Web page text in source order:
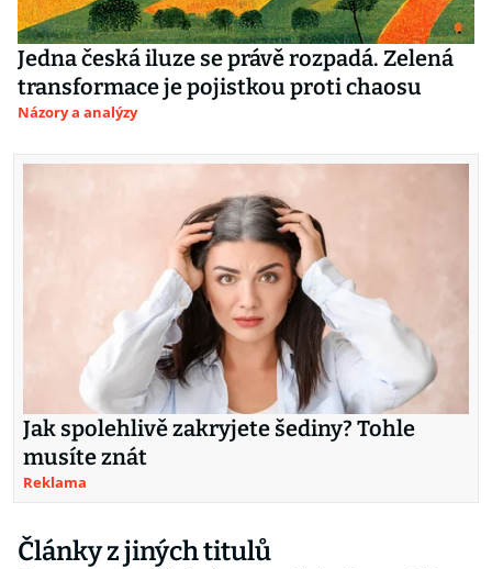
Jedna česká iluze se právě rozpadá. Zelená
transformace je pojistkou proti chaosu
Názory a analýzy
Jak spolehlivě zakryjete šediny? Tohle
musíte znát
Reklama
Články z jiných titulů